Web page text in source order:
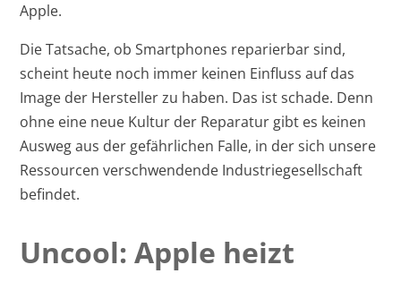
Apple.
Die Tatsache, ob Smartphones reparierbar sind,
scheint heute noch immer keinen Einfluss auf das
Image der Hersteller zu haben. Das ist schade. Denn
ohne eine neue Kultur der Reparatur gibt es keinen
Ausweg aus der gefährlichen Falle, in der sich unsere
Ressourcen verschwendende Industriegesellschaft
befindet.
Uncool: Apple heizt